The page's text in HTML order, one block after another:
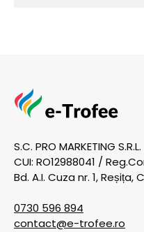
S.C. PRO MARKETING S.R.L.
CUI: RO12988041 /
Bd. A.I. Cuza nr. 1, Reșița,
0730 596 894
contact@e-trofee.ro